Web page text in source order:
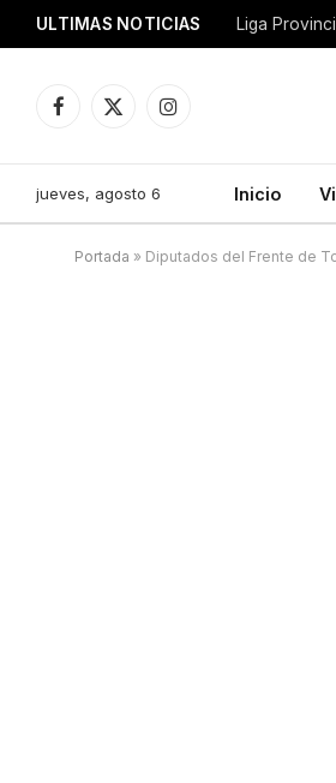
ULTIMAS NOTICIAS Liga
Facebook
X
Instagram
jueves, agosto 6 Inicio
Portada » Diputados del Frente de